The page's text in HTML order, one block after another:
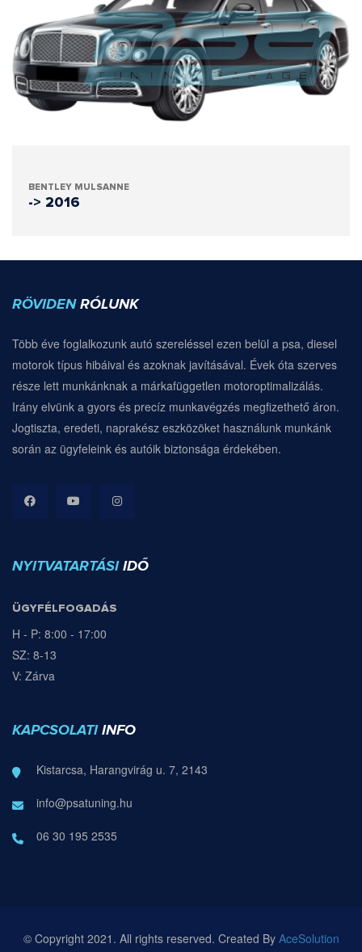
BENTLEY MULSANNE
-> 2016
RÖVIDEN RÓLUNK
Több éve foglalkozunk autó szereléssel ezen belül a psa, diesel
motorok típus hibáival és azoknak javításával. Évek óta szerves
része lett munkánknak a márkafüggetlen motoroptimalizálás.
Irány elvünk a gyors és precíz munkavégzés megfizethető áron.
Jogtiszta, eredeti, naprakész eszközöket használunk munkánk
során az ügyfeleink és autóik biztonsága érdekében.
NYITVATARTÁSI IDŐ
ÜGYFÉLFOGADÁS
H - P: 8:00 - 17:00
SZ: 8-13
V: Zárva
KAPCSOLATI INFO
Kistarcsa, Harangvirág u. 7, 2143
info@psatuning.hu
06 30 195 2535
© Copyright 2021. All rights reserved. Created By AceSolution